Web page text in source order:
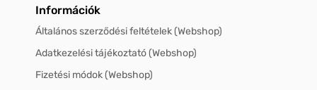
Információk
Általános szerződési feltételek (Webshop)
Adatkezelési tájékoztató (Webshop)
Fizetési módok (Webshop)